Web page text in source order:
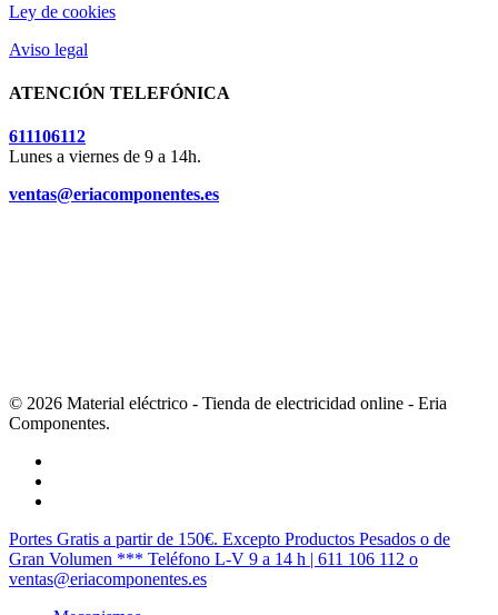
Ley de cookies
Aviso legal
ATENCIÓN TELEFÓNICA
611106112
Lunes a viernes de 9 a 14h.
ventas@eriacomponentes.es
© 2026 Material eléctrico - Tienda de electricidad online - Eria
Componentes.
Cerrar
Menú
Portes Gratis a partir de 150€. Excepto Productos Pesados o de
Gran Volumen *** Teléfono L-V 9 a 14 h | 611 106 112 o
ventas@eriacomponentes.es